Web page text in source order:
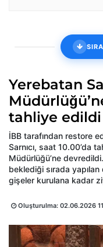
Yerebatan
tahliye edildi
İBB tarafından restore
Sarnıcı, saat 10.00’da
Müdürlüğü’ne
beklediği sırada yapılan
gişeler kurulana kadar
Oluşturulma: 02.06.2026